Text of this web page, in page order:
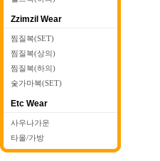
Zzimzil Wear
찜질복(SET)
찜질복(상의)
찜질복(하의)
숯가마복(SET)
Etc Wear
사우나가운
타올/가방